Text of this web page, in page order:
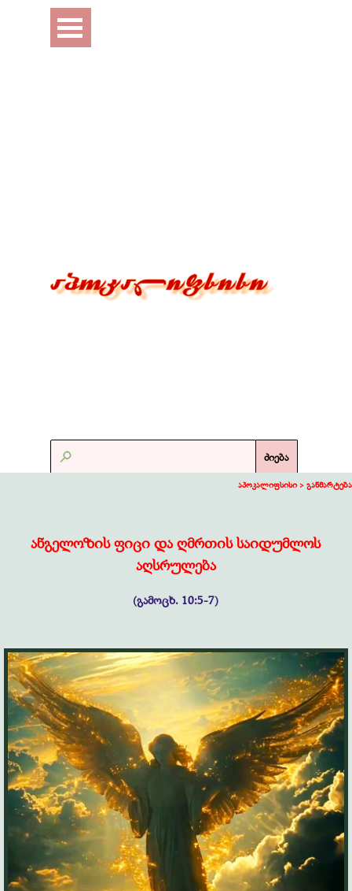
Перейти к контенту
Пропустить меню
ძიება
აპოკალიფსისი > განმარტება
ანგელოზის ფიცი და ღმრთის საიდუმლოს
აღსრულება
(გამოცხ. 10:5-7)